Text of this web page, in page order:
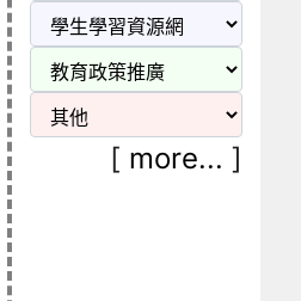
[ more... ]